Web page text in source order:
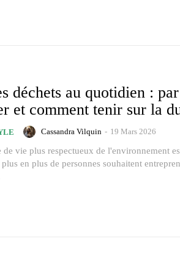
déchets au quotidien :
et comment tenir sur la
Cassandra Vilquin - 19 Mars 2026
vie plus respectueux de l'environnement
en plus de personnes souhaitent